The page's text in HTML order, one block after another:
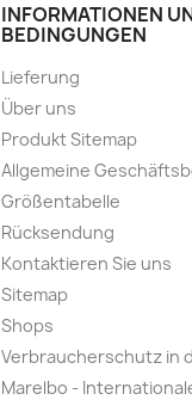
INFORMATIONEN
BEDINGUNGEN
Lieferung
Über uns
Produkt Sitemap
Allgemeine
Größentabelle
Rücksendung
Kontaktieren Sie uns
Sitemap
Shops
Verbraucherschutz in
Marelbo -